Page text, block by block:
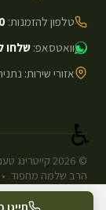
טלפון להזמנות:
וואטסאפ:שלחו
אזורי שירות:
©
2026קייטרינג
הרב שלמה מחפוד. •
עיצוב ופיתוח: Next.js Static.
♿